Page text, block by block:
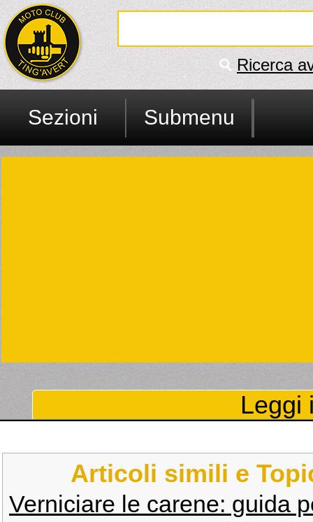
Ricerca
Sezioni Submenu
Leggi
Articoli simili e
Verniciare le carene: guida